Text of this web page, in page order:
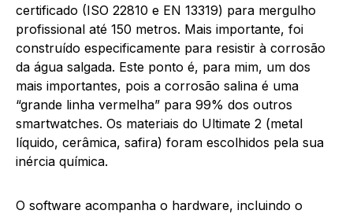
certificado (ISO 22810 e EN 13319) para mergulho
profissional até 150 metros. Mais importante, foi
construído especificamente para resistir à corrosão
da água salgada. Este ponto é, para mim, um dos
mais importantes, pois a corrosão salina é uma
“grande linha vermelha” para 99% dos outros
smartwatches. Os materiais do Ultimate 2 (metal
líquido, cerâmica, safira) foram escolhidos pela sua
inércia química.
O software acompanha o hardware, incluindo o